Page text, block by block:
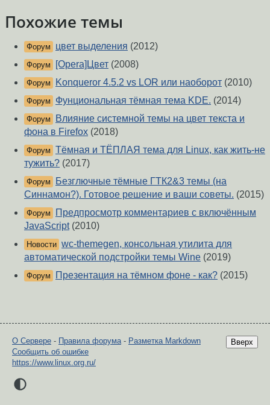
Похожие темы
Форум цвет выделения (2012)
Форум [Opera]Цвет (2008)
Форум Konqueror 4.5.2 vs LOR или наоборот (2010)
Форум Фунциональная тёмная тема KDE. (2014)
Форум
Влияние системной темы на цвет текста и
фона в Firefox (2018)
Форум Тёмная и ТЁПЛАЯ тема для Linux, как жить-не
тужить? (2017)
Форум
Безглючные тёмные ГТК2&3 темы (на
Синнамон?). Готовое решение и ваши советы. (2015)
Форум
Предпросмотр комментариев с включённым
JavaScript(2010)
Новости wc-themegen, консольная утилита для
автоматической подстройки темы Wine (2019)
Форум Презентация на тёмном фоне - как? (2015)
Вверх
О Сервере - Правила форума- Разметка Markdown
Сообщить об ошибке
https://www.linux.org.ru/